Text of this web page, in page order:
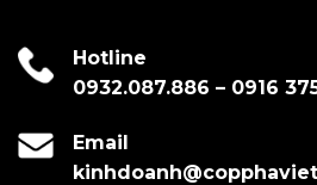
Hotline
0932.087.886 – 0916
Email